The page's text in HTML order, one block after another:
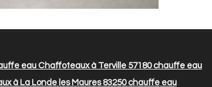
eau Chaffoteaux à Terville 57180chauffe eau
à La Londe les Maures 83250chauffe eau